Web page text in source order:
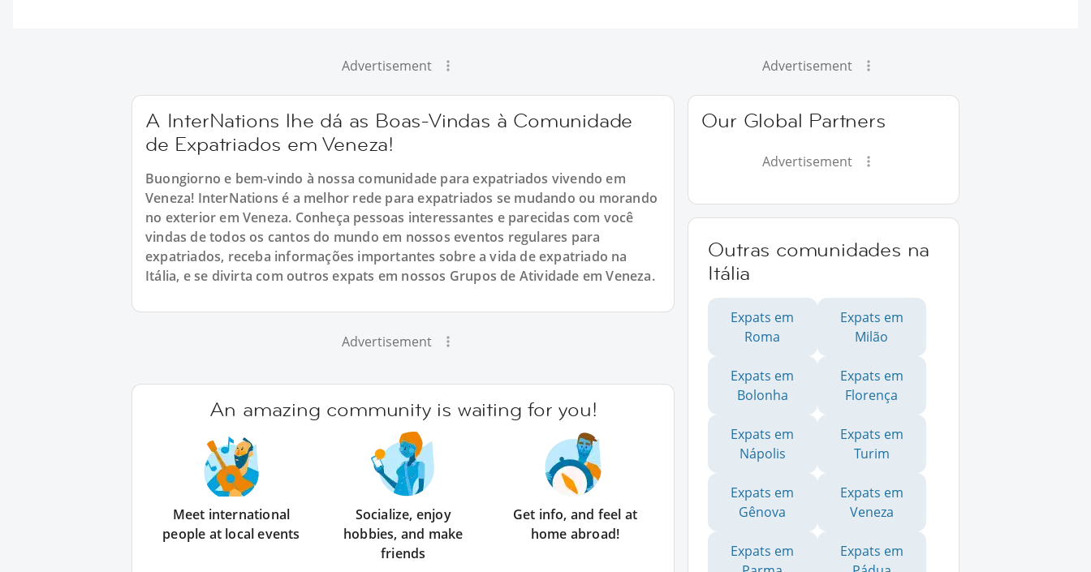
Advertisement
A InterNations lhe dá as Boas-Vindas à Comunidade
de Expatriados em Veneza!
Buongiorno e bem-vindo à nossa comunidade para expatriados vivendo em
Veneza! InterNations é a melhor rede para expatriados se mudando ou morando
no exterior em Veneza. Conheça pessoas interessantes e parecidas com você
vindas de todos os cantos do mundo em nossos eventos regulares para
expatriados, receba informações importantes sobre a vida de expatriado na
Itália, e se divirta com outros expats em nossos Grupos de Atividade em Veneza.
Advertisement
An amazing community is waiting for you!
Meet international
people at local events
Socialize, enjoy
hobbies, and make
friends
Get info, and feel at
home abroad!
Advertisement
Our Global Partners
Advertisement
Outras comunidades na
Itália
Expats em
Roma
Expats em
Milão
Expats em
Bolonha
Expats em
Florença
Expats em
Nápolis
Expats em
Turim
Expats em
Gênova
Expats em
Veneza
Expats em
Expats em